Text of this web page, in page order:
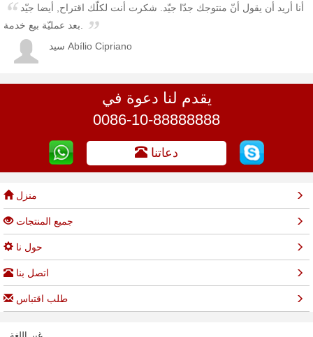
أنا أريد أن يقول أنّ منتوجك جدّا جيّد. شكرت أنت لكلّك اقتراح, أيضا جيّد
بعد عمليّة بيع خدمة.
سيد Abílio Cipriano
يقدم لنا دعوة في
0086-10-88888888
دعاتنا
منزل
جميع المنتجات
حول نا
اتصل بنا
طلب اقتباس